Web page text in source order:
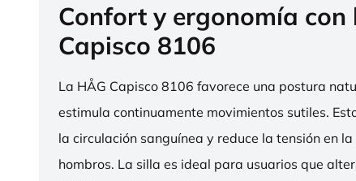
Confort y ergonomía con
Capisco 8106
La HÅG Capisco 8106 favorece una postura
estimula continuamente movimientos sutiles.
la circulación sanguínea y reduce la tensión en
hombros. La silla es ideal para usuarios que